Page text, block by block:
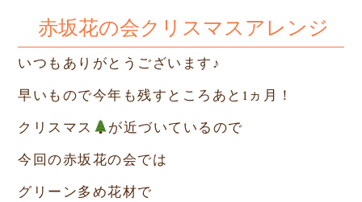
赤坂花の会クリスマスアレンジ
いつもありがとうございます♪
早いもので今年も残すところあと1ヵ月！
クリスマス
が近づいているので
今回の赤坂花の会では
グリーン多め花材で